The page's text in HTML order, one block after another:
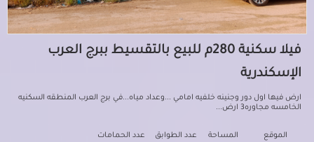
فيلا سكنية 280م للبيع بالتقسيط ببرج العرب
الإسكندرية
ارض فيها اول دور وجنينه خلفيه امامي ...وعداد مياه...في برج العرب المنطقه السكنيه
الخامسه مجاوره3 ارض...
الموقع المساحة عدد الطوابق عدد الحمامات